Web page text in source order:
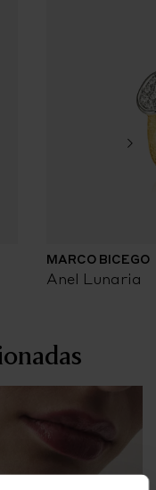
MARCO BICEGO
Anel Lunaria